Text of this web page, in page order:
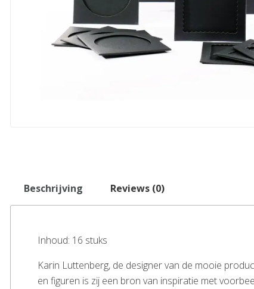
Beschrijving Reviews (0)
Inhoud: 16 stuks
Karin Luttenberg, de designer van de mooie
en figuren is zij een bron van inspiratie met